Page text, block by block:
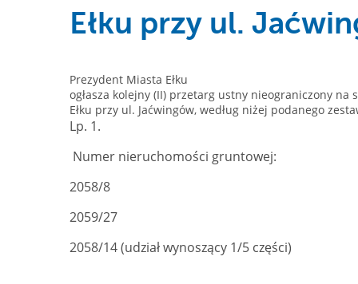
Ełku przy ul.
Prezydent Miasta Ełku
ogłasza kolejny (II) przetarg ustny nieograniczony
Ełku przy ul. Jaćwingów, według niżej podanego
Lp. 1.
Numer nieruchomości gruntowej:
2058/8
2059/27
2058/14 (udział wynoszący 1/5 części)